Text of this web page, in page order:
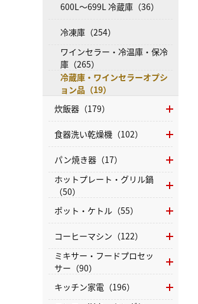
600L～699L 冷蔵庫（36）
冷凍庫（254）
ワインセラー・冷温庫・保冷
庫（265）
冷蔵庫・ワインセラーオプシ
ョン品（19）
炊飯器（179）
食器洗い乾燥機（102）
パン焼き器（17）
ホットプレート・グリル鍋
（50）
ポット・ケトル（55）
コーヒーマシン（122）
ミキサー・フードプロセッ
サー（90）
キッチン家電（196）